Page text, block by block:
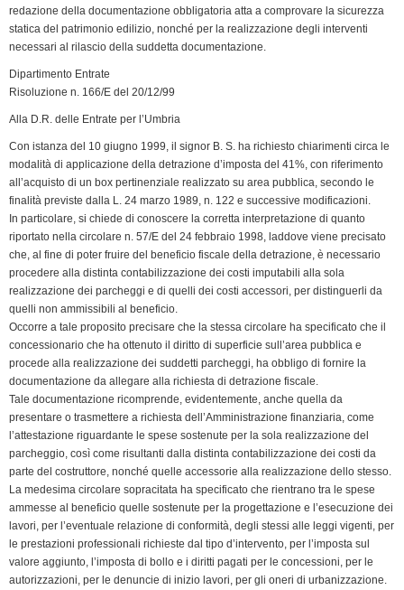
redazione della documentazione obbligatoria atta a comprovare la sicurezza
statica del patrimonio edilizio, nonché per la realizzazione degli interventi
necessari al rilascio della suddetta documentazione.
Dipartimento Entrate
Risoluzione n. 166/E del 20/12/99
Alla D.R. delle Entrate per l’Umbria
Con istanza del 10 giugno 1999, il signor B. S. ha richiesto chiarimenti circa le
modalità di applicazione della detrazione d’imposta del 41%, con riferimento
all’acquisto di un box pertinenziale realizzato su area pubblica, secondo le
finalità previste dalla L. 24 marzo 1989, n. 122 e successive modificazioni.
In particolare, si chiede di conoscere la corretta interpretazione di quanto
riportato nella circolare n. 57/E del 24 febbraio 1998, laddove viene precisato
che, al fine di poter fruire del beneficio fiscale della detrazione, è necessario
procedere alla distinta contabilizzazione dei costi imputabili alla sola
realizzazione dei parcheggi e di quelli dei costi accessori, per distinguerli da
quelli non ammissibili al beneficio.
Occorre a tale proposito precisare che la stessa circolare ha specificato che il
concessionario che ha ottenuto il diritto di superficie sull’area pubblica e
procede alla realizzazione dei suddetti parcheggi, ha obbligo di fornire la
documentazione da allegare alla richiesta di detrazione fiscale.
Tale documentazione ricomprende, evidentemente, anche quella da
presentare o trasmettere a richiesta dell’Amministrazione finanziaria, come
l’attestazione riguardante le spese sostenute per la sola realizzazione del
parcheggio, così come risultanti dalla distinta contabilizzazione dei costi da
parte del costruttore, nonché quelle accessorie alla realizzazione dello stesso.
La medesima circolare sopracitata ha specificato che rientrano tra le spese
ammesse al beneficio quelle sostenute per la progettazione e l’esecuzione dei
lavori, per l’eventuale relazione di conformità, degli stessi alle leggi vigenti, per
le prestazioni professionali richieste dal tipo d’intervento, per l’imposta sul
valore aggiunto, l’imposta di bollo e i diritti pagati per le concessioni, per le
autorizzazioni, per le denuncie di inizio lavori, per gli oneri di urbanizzazione.